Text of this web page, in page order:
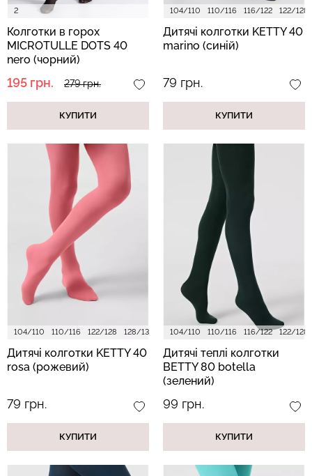
2
Колготки в горох
MICROTULLE DOTS 40
nero (чорний)
195 грн. 279 грн.
КУПИТИ
104/110 110/116 116/122 122/128
Дитячі колготки KETTY 40
marino (синій)
79 грн.
КУПИТИ
104/110 110/116 122/128 128/134 140/146
Дитячі колготки KETTY 40
rosa (рожевий)
79 грн.
КУПИТИ
104/110 110/116 116/122 122/128
Дитячі теплі колготки
BETTY 80 botella
(зелений)
99 грн.
КУПИТИ